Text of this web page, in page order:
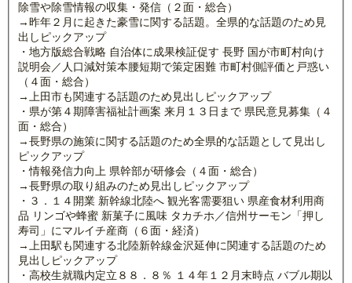
除雪や除雪情報の収集・発信（２面・総合）
→昨年２月に起きた豪雪に関する話題。全県的な話題のため見
出しピックアップ
・地方版総合戦略 自治体に成果検証促す 長野 国が市町村向け
説明会／人口減対策本腰短期で策定困難 市町村側評価と戸惑い
（４面・総合）
→上田市も関連する話題のため見出しピックアップ
・県が第４期障害福祉計画案 来月１３日まで 県民意見募集（４
面・総合）
→長野県の施策に関する話題のため全県的な話題として見出し
ピックアップ
・情報発信力向上 県幹部が研修会（４面・総合）
→長野県の取り組みのため見出しピックアップ
・３．１４開業 新幹線北陸へ 観光客需要狙い 県産食材利用商
品 リンゴや蜂蜜 新菓子に風味 タカチホ／信州サーモン「押し
寿司」にマルイチ産商（６面・経済）
→上田駅も関連する北陸新幹線金沢延伸に関連する話題のため
見出しピックアップ
・高校生就職内定立８８．８％ １４年１２月末時点 バブル期以